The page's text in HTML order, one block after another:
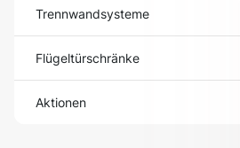
Trennwandsysteme
Flügeltürschränke
Aktionen